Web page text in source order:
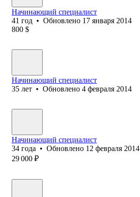
Начинающий специалист
41 год • Обновлено 17 января 2014
800 $
Начинающий специалист
35 лет • Обновлено 4 февраля 2014
Начинающий специалист
34 года • Обновлено 12 февраля 2014
29 000 ₽